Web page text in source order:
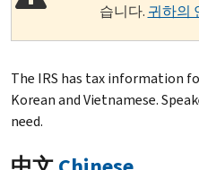
습니다. 귀하의
The IRS has tax information
Korean and Vietnamese.
need.